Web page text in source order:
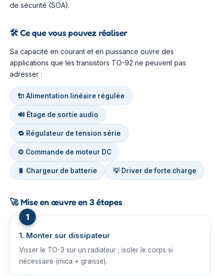
de sécurité (SOA).
🛠️Ce que vous pouvez réaliser
Sa capacité en courant et en puissance ouvre des
applications que les transistors TO-92 ne peuvent pas
adresser :
🔌 Alimentation linéaire régulée
🔊 Étage de sortie audio
🔁 Régulateur de tension série
⚙️ Commande de moteur DC
🔋 Chargeur de batterie 💡 Driver de forte charge
🚀Mise en œuvre en 3 étapes
1. Monter sur dissipateur
Visser le TO-3 sur un radiateur ; isoler le corps si
nécessaire (mica + graisse).